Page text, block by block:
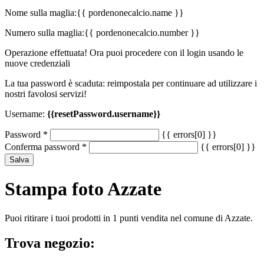
Nome sulla maglia:{{ pordenonecalcio.name }}
Numero sulla maglia:{{ pordenonecalcio.number }}
Operazione effettuata! Ora puoi procedere con il login usando le
nuove credenziali
La tua password è scaduta: reimpostala per continuare ad utilizzare i
nostri favolosi servizi!
Username: {{resetPassword.username}}
Password *
{{ errors[0] }}
Conferma password * {{ errors[0] }}
Salva
Stampa foto Azzate
Puoi ritirare i tuoi prodotti in 1 punti vendita nel comune di Azzate.
Trova negozio: